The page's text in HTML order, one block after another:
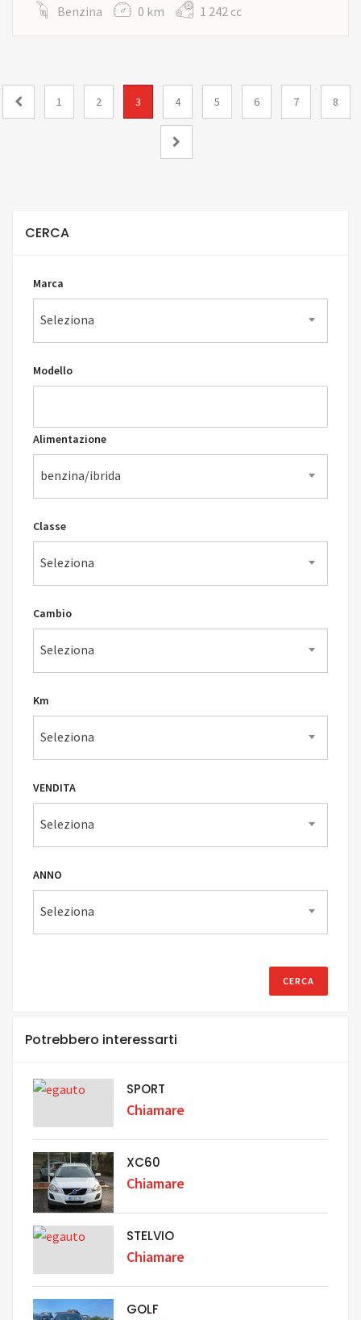
Benzina 0 km 1 242 cc
1 2 3 4 5 6 7 8
CERCA
Marca
Seleziona
Modello
Alimentazione
benzina/ibrida
Classe
Seleziona
Cambio
Seleziona
Km
Seleziona
VENDITA
Seleziona
ANNO
Seleziona
Potrebbero interessarti
SPORT
Chiamare
XC60
Chiamare
STELVIO
Chiamare
GOLF